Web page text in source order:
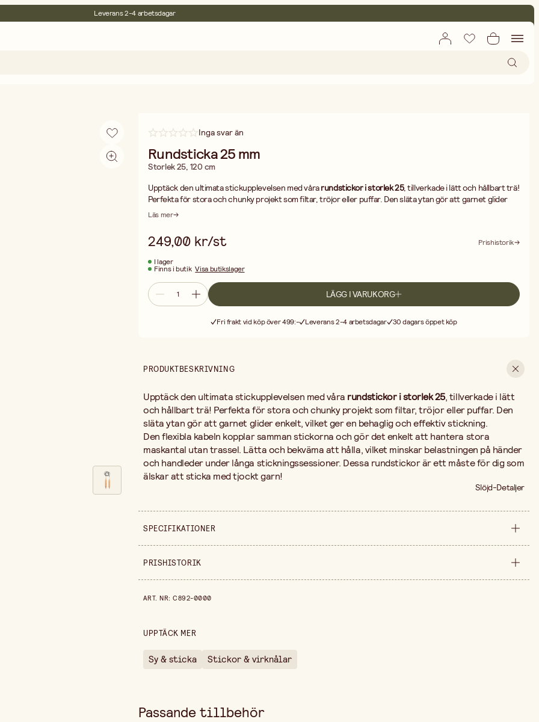
Leverans 2-4 arbetsdagar
30 dagars öppet köp
Inga svar än
Rundsticka 25 mm
Storlek 25, 120 cm
Upptäck den ultimata stickupplevelsen med vårarundstickor i storlek 25, tillverkade i lätt och hållbart trä!
Perfekta för stora och chunky projekt som filtar, tröjor eller puffar. Den släta ytan gör att garnet glider
enkelt, vilket ger en behaglig och effektiv stickning.
stickningssessioner. Dessa rundstickor är ett måste för dig som älskar att sticka med tjockt garn!
Läs mer
249,00 kr/st
Prishistorik
I lager
Finns i butik Visa butikslager
LÄGG I VARUKORG
Fri frakt vid köp över 499:- Leverans 2-4 arbetsdagar 30 dagars öppet köp
PRODUKTBESKRIVNING
Upptäck den ultimata stickupplevelsen med våra rundstickor i storlek 25, tillverkade i lätt
och hållbart trä! Perfekta för stora och chunky projekt som filtar, tröjor eller puffar. Den
släta ytan gör att garnet glider enkelt, vilket ger en behaglig och effektiv stickning.
Den flexibla kabeln kopplar samman stickorna och gör det enkelt att hantera stora
maskantal utan trassel. Lätta och bekväma att hålla, vilket minskar belastningen på händer
och handleder under långa stickningssessioner. Dessa rundstickor är ett måste för dig som
älskar att sticka med tjockt garn!
Slöjd-Detaljer
SPECIFIKATIONER
Säljs i styck
PRISHISTORIK
ART. NR:C892-0000
UPPTÄCK MER
Sy & sticka Stickor & virknålar
Passande tillbehör